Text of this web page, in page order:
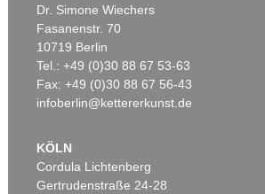
Dr. Simone Wiechers
Fasanenstr. 70
10719 Berlin
Tel.: +49 (0)30 88 67 53-63
Fax: +49 (0)30 88 67 56-43
infoberlin@kettererkunst.de
KÖLN
Cordula Lichtenberg
Gertrudenstraße 24-28